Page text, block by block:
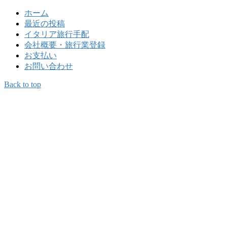
ホーム
最近の投稿
イタリア旅行手配
会社概要・旅行業登録
お支払い
お問い合わせ
Back to top